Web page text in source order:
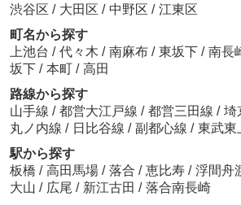
渋谷区 / 大田区 / 中野区 / 江東区
町名から探す
上池台 / 代々木 / 南麻布 / 東坂下 / 南長
坂下 / 本町 / 高田
路線から探す
山手線 / 都営大江戸線 / 都営三田線 / 埼
丸ノ内線 / 日比谷線 / 副都心線 / 東武東
駅から探す
板橋 / 高田馬場 / 落合 / 恵比寿 / 浮間舟
大山 / 広尾 / 新江古田 / 落合南長崎